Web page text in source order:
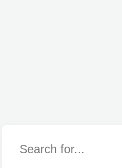
Word